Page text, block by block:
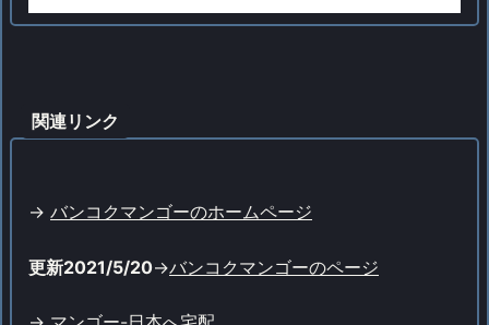
関連リンク
-> バンコクマンゴーのホームページ
更新2021/5/20->バンコクマンゴーのページ